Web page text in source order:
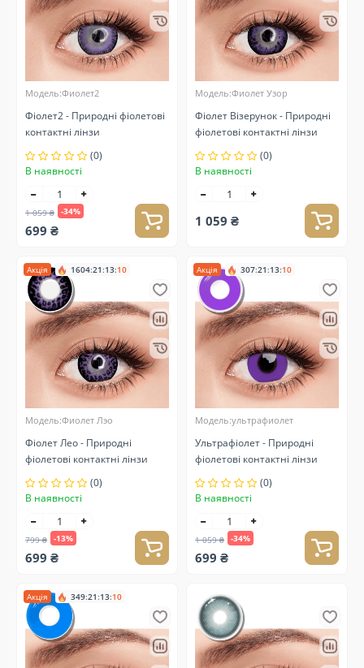
Модель:Фиолет2
Фіолет2 - Природні фіолетові
контактні лінзи
(0)
В наявності
1 059 ₴ -34%
699 ₴
Модель:Фиолет Узор
Фіолет Візерунок - Природні
фіолетові контактні лінзи
(0)
В наявності
1 059 ₴
Акція 1604:21:13:10
Модель:Фиолет Лэо
Фіолет Лео - Природні
фіолетові контактні лінзи
(0)
В наявності
799 ₴ -13%
699 ₴
Акція 307:21:13:10
Модель:ультрафиолет
Ультрафіолет - Природні
фіолетові контактні лінзи
(0)
В наявності
1 059 ₴ -34%
699 ₴
Акція 349:21:13:10